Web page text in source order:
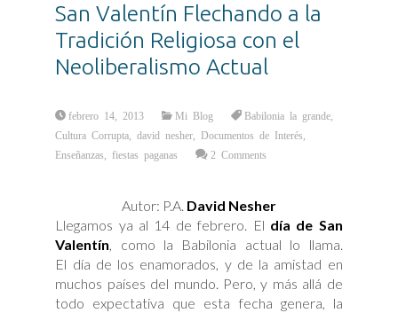
San Valentín Flechando a la
Tradición Religiosa con el
Neoliberalismo Actual
febrero 14, 2013 Mi Blog Babilonia la grande
Cultura Corrupta ,david nesher Documentos de Interés
Enseñanzas
fiestas paganas 2 Comments
Autor: P.A. David Nesher
Llegamos ya al 14 de febrero. El día de San
Valentín, como la Babilonia actual lo llama.
El día de los enamorados, y de la amistad en
muchos países del mundo. Pero, y más allá de
todo expectativa que esta fecha genera, la